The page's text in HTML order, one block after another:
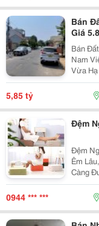
Bán
Giá
Bán
Nam
Vừa Hạ
Hữu Lô
Nam
5,85 tỷ
Đệm
Đệm
Êm Lâu, Không
Càng
Không
Gàng
0944 *** ***